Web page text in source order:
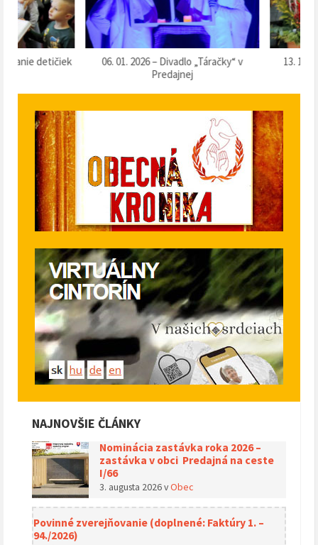
06. 01. 2026 – Divadlo „Táračky“ v
13. 12. 2025 – Súťaž o
NAJNOVŠIE ČLÁNKY
Nominácia zastávka roka 2026 –
zastávka v obci Predajná na ceste
I/66
3. augusta 2026vObec
Povinné zverejňovanie (doplnené: Faktúry 1. –
94./2026)